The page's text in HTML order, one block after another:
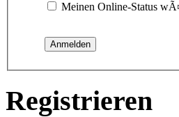
Meinen Online-Status
Registrieren